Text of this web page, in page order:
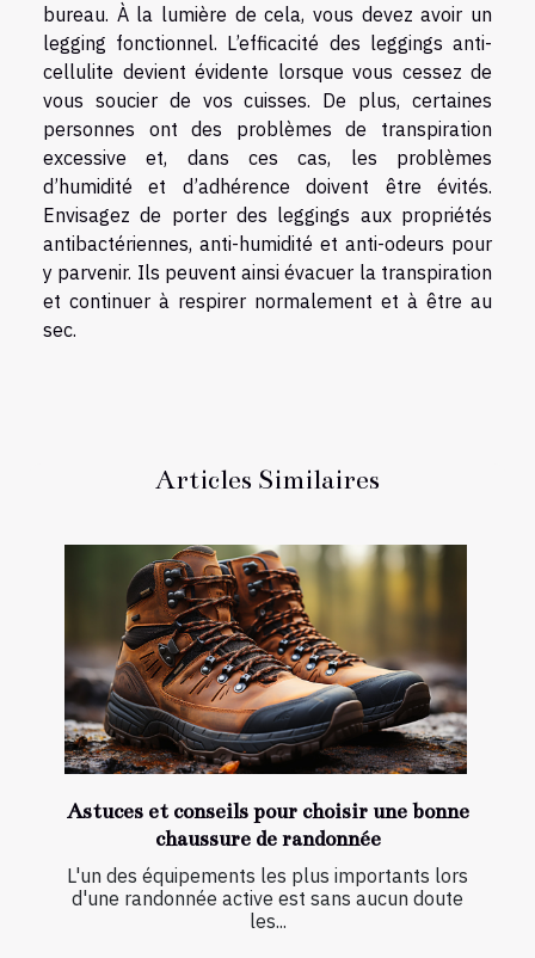
bureau. À la lumière de cela, vous devez avoir un
legging fonctionnel. L’efficacité des leggings anti-
cellulite devient évidente lorsque vous cessez de
vous soucier de vos cuisses. De plus, certaines
personnes ont des problèmes de transpiration
excessive et, dans ces cas, les problèmes
d’humidité et d’adhérence doivent être évités.
Envisagez de porter des leggings aux propriétés
antibactériennes, anti-humidité et anti-odeurs pour
y parvenir. Ils peuvent ainsi évacuer la transpiration
et continuer à respirer normalement et à être au
sec.
Articles Similaires
Astuces et conseils pour choisir une bonne
chaussure de randonnée
L'un des équipements les plus importants lors
d'une randonnée active est sans aucun doute
les...